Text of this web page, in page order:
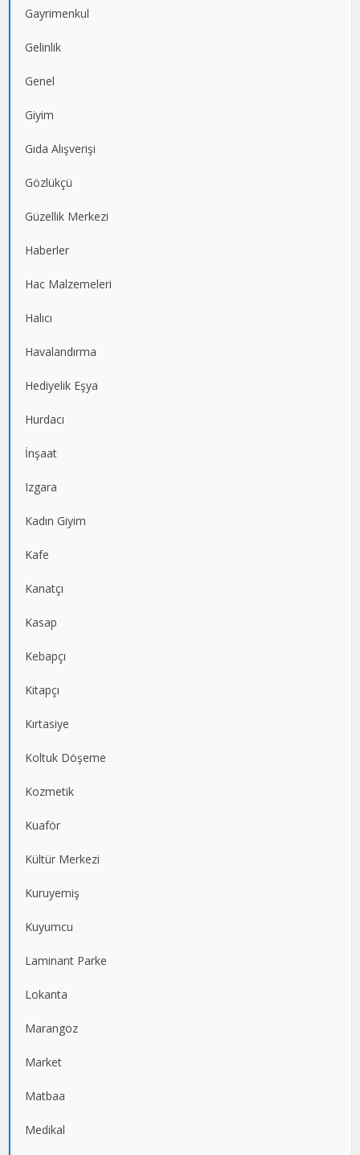
Gayrimenkul
Gelinlik
Genel
Giyim
Gıda Alışverişi
Gözlükçü
Güzellik Merkezi
Haberler
Hac Malzemeleri
Halıcı
Havalandırma
Hediyelik Eşya
Hurdacı
İnşaat
Izgara
Kadın Giyim
Kafe
Kanatçı
Kasap
Kebapçı
Kitapçı
Kırtasiye
Koltuk Döşeme
Kozmetik
Kuaför
Kültür Merkezi
Kuruyemiş
Kuyumcu
Laminant Parke
Lokanta
Marangoz
Market
Matbaa
Medikal